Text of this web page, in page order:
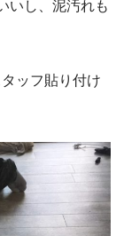
いし、泥汚れも
ッフ貼り付け